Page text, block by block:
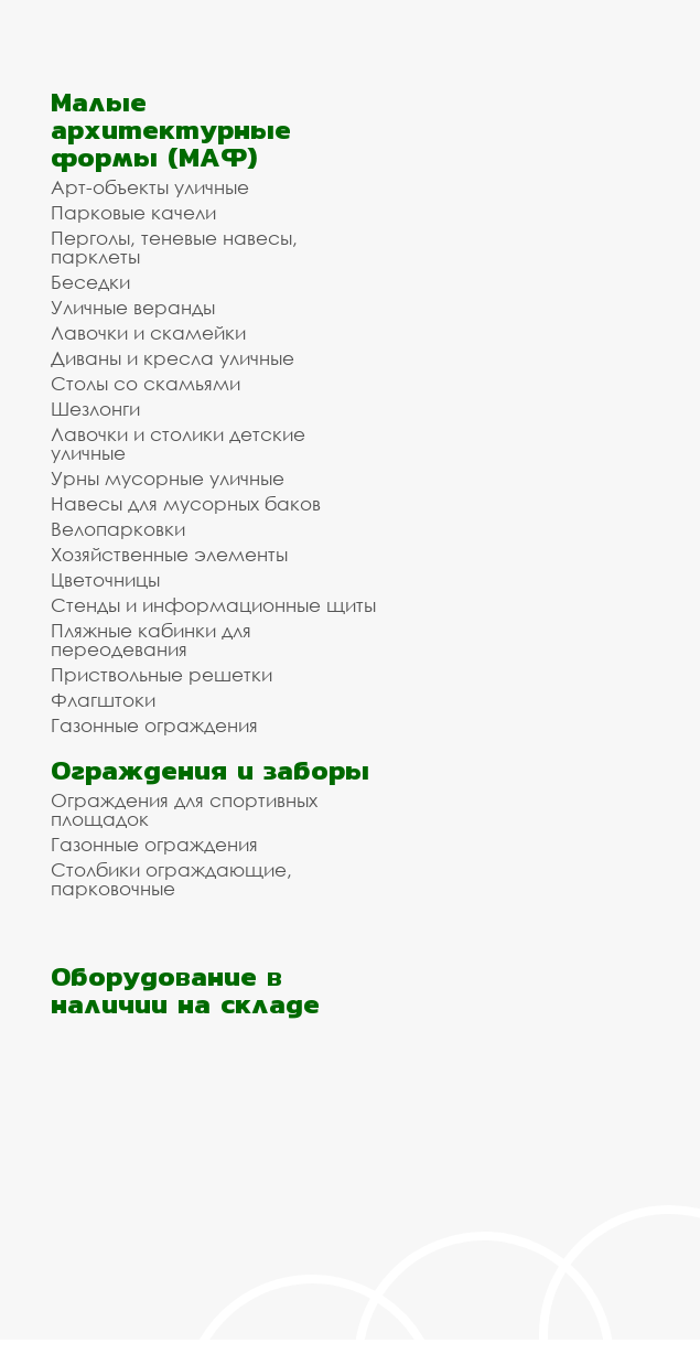
Малые
архитектурные
формы (МАФ)
Арт-объекты уличные
Парковые качели
Перголы, теневые навесы,
парклеты
Беседки
Уличные веранды
Лавочки и скамейки
Диваны и кресла уличные
Столы со скамьями
Шезлонги
Лавочки и столики детские
уличные
Урны мусорные уличные
Навесы для мусорных баков
Велопарковки
Хозяйственные элементы
Цветочницы
Стенды и информационные щиты
Пляжные кабинки для
переодевания
Приствольные решетки
Флагштоки
Газонные ограждения
Ограждения и заборы
Ограждения для спортивных
площадок
Газонные ограждения
Столбики ограждающие,
парковочные
Оборудование в
наличии на складе